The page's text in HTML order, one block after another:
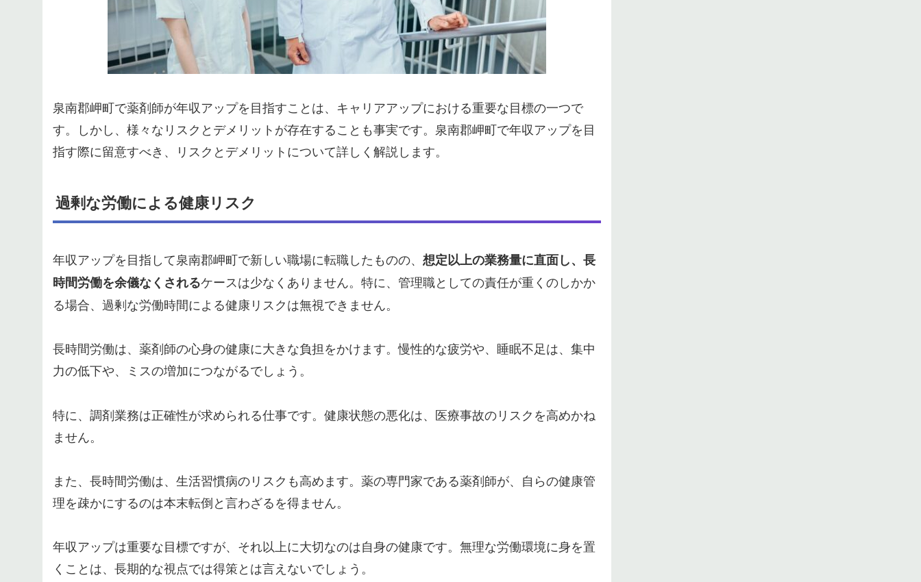
泉南郡岬町で薬剤師が年収アップを目指すことは、キャリアアップにおける重要な目標の一つで
す。しかし、様々なリスクとデメリットが存在することも事実です。泉南郡岬町で年収アップを目
指す際に留意すべき、リスクとデメリットについて詳しく解説します。
過剰な労働による健康リスク
年収アップを目指して泉南郡岬町で新しい職場に転職したものの、 想定以上の業務量に直面し、長
時間労働を余儀なくされるケースは少なくありません。特に、管理職としての責任が重くのしかか
る場合、過剰な労働時間による健康リスクは無視できません。
長時間労働は、薬剤師の心身の健康に大きな負担をかけます。慢性的な疲労や、睡眠不足は、集中
力の低下や、ミスの増加につながるでしょう。
特に、調剤業務は正確性が求められる仕事です。健康状態の悪化は、医療事故のリスクを高めかね
ません。
また、長時間労働は、生活習慣病のリスクも高めます。薬の専門家である薬剤師が、自らの健康管
理を疎かにするのは本末転倒と言わざるを得ません。
年収アップは重要な目標ですが、それ以上に大切なのは自身の健康です。無理な労働環境に身を置
くことは、長期的な視点では得策とは言えないでしょう。